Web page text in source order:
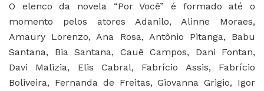
O elenco da novela “Por Você” é formado até o
momento pelos atores Adanilo, Alinne Moraes,
Amaury Lorenzo, Ana Rosa, Antônio Pitanga, Babu
Santana, Bia Santana, Cauê Campos, Dani Fontan,
Davi Malizia, Elis Cabral, Fabrício Assis, Fabrício
Boliveira, Fernanda de Freitas, Giovanna Grigio, Igor